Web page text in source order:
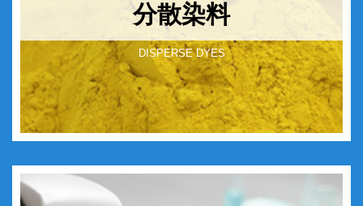
分散染料
DISPERSE DYES